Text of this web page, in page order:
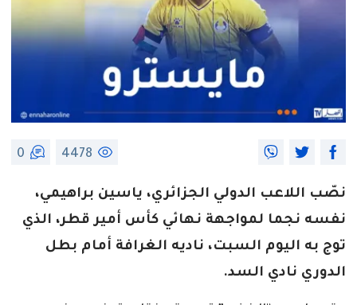
4478
0
نصّب اللاعب الدولي الجزائري، ياسين براهيمي،
نفسه نجما لمواجهة نهائي كأس أمير قطر، الذي
توج به اليوم السبت، ناديه الغرافة أمام بطل
الدوري نادي السد.